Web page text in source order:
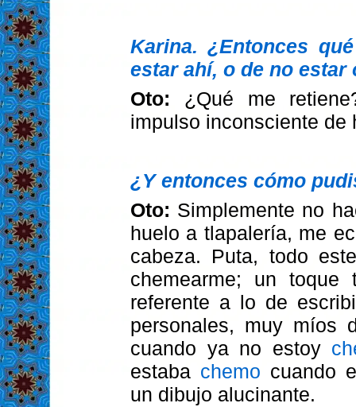
Karina. ¿Entonces
estar ahí, o de no
Oto: ¿Qué me
impulso inconsciente
¿Y entonces cómo
Oto: Simplemente no
huelo a tlapalería, me
cabeza. Puta, todo
chemearme; un toque
referente a lo de
personales, muy míos
cuando ya no estoy
estaba chemo cuando
un dibujo alucinante.